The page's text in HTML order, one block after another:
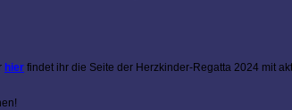
hier findet ihr die Seite der Herzkinder-Regatta 2024 mit